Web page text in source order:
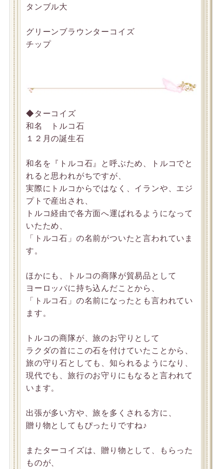
タンブル大
グリーンブラウンターコイズ
チップ
◆ターコイズ
和名 トルコ石
１２月の誕生石
和名を『トルコ石』と呼ぶため、トルコでと
れると思われがちですが、
実際にトルコからではなく、イランや、エジ
プトで産出され、
トルコ経由で各方面へ運ばれるようになって
いたため、
「トルコ石」の名前がついたと言われていま
す。
ほかにも、トルコの商隊が貿易品として
ヨーロッパに持ち込んだことから、
「トルコ石」の名前になったとも言われてい
ます。
トルコの商隊が、旅のお守りとして
ラクダの首にこの石を付けていたことから、
旅の守り石としても、知られるようになり、
現代でも、旅行のお守りにもなると言われて
います。
出張が多い方や、旅を多くされる方に、
贈り物としてもぴったりですね♪
またターコイズは、贈り物として、もらった
ものが、